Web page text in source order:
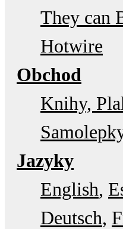
They can
Hotwire
Obchod
Knihy,
Jazyky
English
Deutsch